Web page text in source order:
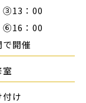
：00
：00
開催
け